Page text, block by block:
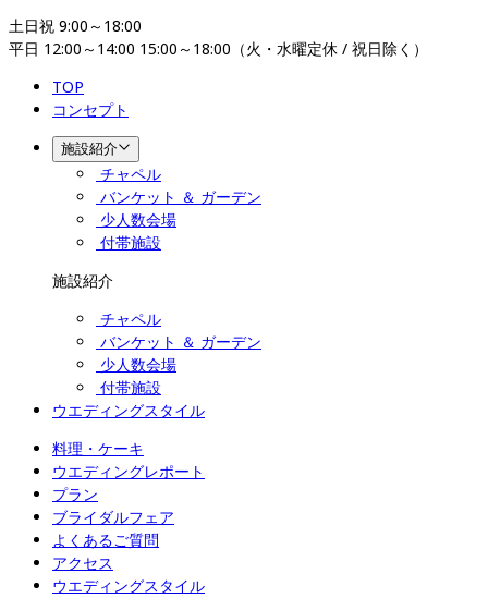
土日祝 9:00～18:00
平日 12:00～14:00 15:00～18:00（火・水曜定休 / 祝日除く）
TOP
コンセプト
施設紹介
チャペル
バンケット ＆ ガーデン
少人数会場
付帯施設
施設紹介
チャペル
バンケット ＆ ガーデン
少人数会場
付帯施設
ウエディングスタイル
料理・ケーキ
ウエディングレポート
プラン
ブライダルフェア
よくあるご質問
アクセス
ウエディングスタイル